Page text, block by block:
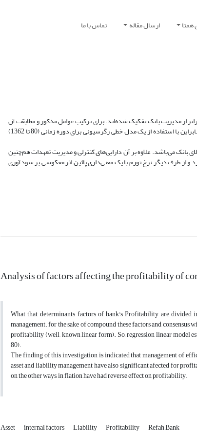
همتا ارسال مقاله تماس با ما
از مدیریت بانک تفکیک شده‌اند. برای ترکیب عوامل مذکور و مطابقت آن
با ادبیات سودآوری، شکل تابعی مناسب برای تحلیل سودآوری بانک‌ها را فرم خطی آن پیشنهاد می‌کنند. بنابراین با استفاده از یک مدل خطی رگرسیونی برای دوره زمانی (80 تا 1362)
بانک می‌باشد. علاوه بر آن دارایی‌های کنترلی و مدیریت تعهدات هم‌چنین
و از طرف دیگر نرخ تورم با یک معنی‌داری پائین اثر معکوسی بر سودآوری
Analysis of factors affecting the profitability of
What that, determinants factors of bank's Profitability are
management. for the sake of compound these factors and
profitability (well– known linear form). So, regression linear model
80).
The finding of this investigation is indicated that management of
asset and liability management have also significant afected for
on the other ways, in flation have had reverse effect on profitability.
Asset internal factors Liability Profitability Refah Bank